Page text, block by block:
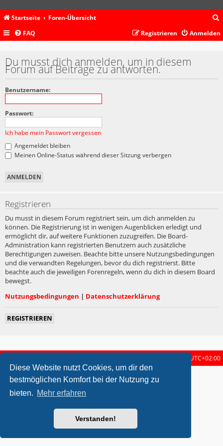
Diese Website nutzt Cookies, um dir den
bestmöglichen Komfort bei der Nutzung zu
bieten. Mehr erfahren
Verstanden!
Startseite Foren-Übersicht
c
FAQ Anmelden
Registrieren
Du musst dich anmelden, um in diesem
Forum auf Beiträge zu antworten.
Benutzername:
Passwort:
Ich habe mein Passwort vergessen
Angemeldet bleiben
Meinen Online-Status während dieser Sitzung verbergen
Registrieren
Du musst in diesem Forum registriert sein, um dich anmelden zu
können. Die Registrierung ist in wenigen Augenblicken erledigt und
ermöglicht dir, auf weitere Funktionen zuzugreifen. Die Board-
Administration kann registrierten Benutzern auch zusätzliche
Berechtigungen zuweisen. Beachte bitte unsere Nutzungsbedingungen
und die verwandten Regelungen, bevor du dich registrierst. Bitte
beachte auch die jeweiligen Forenregeln, wenn du dich in diesem Board
bewegst.
Nutzungsbedingungen | Datenschutzerklärung
REGISTRIEREN
UTC+02:00
metrolike style by Eric Seguin Updated for phpBB3.2 by
Powered byphpBB ® Forum Software © phpBB Limited
Deutsche Übersetzung durch